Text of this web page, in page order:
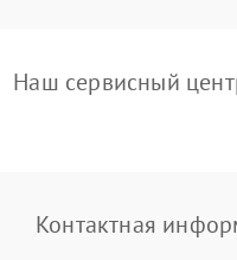
Наш сервисный
Контактная